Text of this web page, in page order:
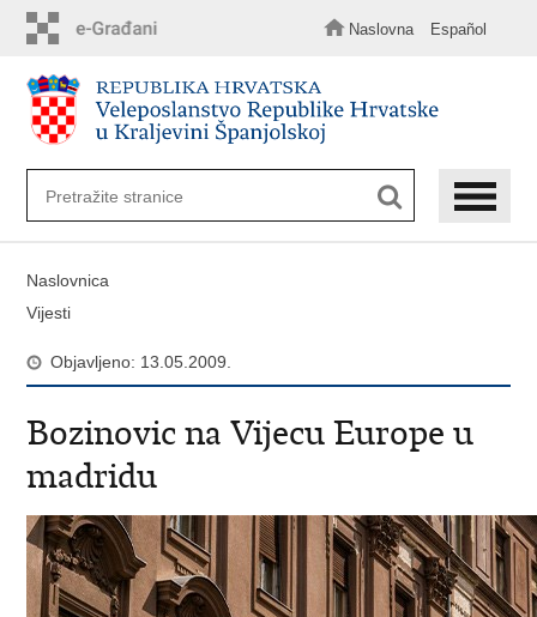
sadržaj
Naslovna Español
Naslovnica
Vijesti
Objavljeno: 13.05.2009.
Bozinovic na Vijecu Europe u
madridu